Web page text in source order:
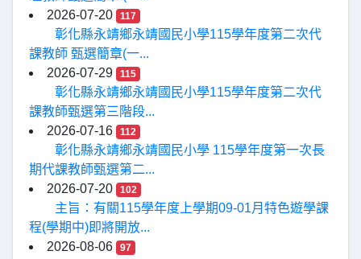
2026-07-20
117
彰化縣永靖鄉永靖國民小學115學年度第二次代
課教師 甄選簡章(一...
2026-07-29
115
彰化縣永靖鄉永靖國民小學115學年度第二次代
課教師甄選第三階段...
2026-07-16
112
彰化縣永靖鄉永靖國民小學 115學年度第一次長
期代課教師甄選第二...
2026-07-20
102
主旨：有關115學年度上學期09-01月特色遊學課
程(學期中)即將開放...
2026-08-06
97